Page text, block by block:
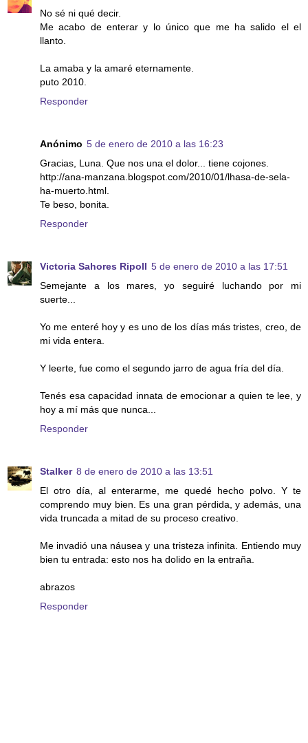
No sé ni qué decir.
Me acabo de enterar y lo único que me ha salido el el
llanto.
La amaba y la amaré eternamente.
puto 2010.
Responder
Anónimo 5 de enero de 2010 a las 16:23
Gracias, Luna. Que nos una el dolor... tiene cojones.
http://ana-manzana.blogspot.com/2010/01/lhasa-de-sela-
ha-muerto.html.
Te beso, bonita.
Responder
Victoria Sahores Ripoll 5 de enero de 2010 a las 17:51
Semejante a los mares, yo seguiré luchando por mi
suerte...
Yo me enteré hoy y es uno de los días más tristes, creo, de
mi vida entera.
Y leerte, fue como el segundo jarro de agua fría del día.
Tenés esa capacidad innata de emocionar a quien te lee, y
hoy a mí más que nunca...
Responder
Stalker 8 de enero de 2010 a las 13:51
El otro día, al enterarme, me quedé hecho polvo. Y te
comprendo muy bien. Es una gran pérdida, y además, una
vida truncada a mitad de su proceso creativo.
Me invadió una náusea y una tristeza infinita. Entiendo muy
bien tu entrada: esto nos ha dolido en la entraña.
abrazos
Responder